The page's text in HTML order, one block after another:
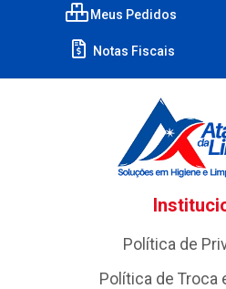
Meus Pedidos
Notas Fiscais
Política de
Política de Troca